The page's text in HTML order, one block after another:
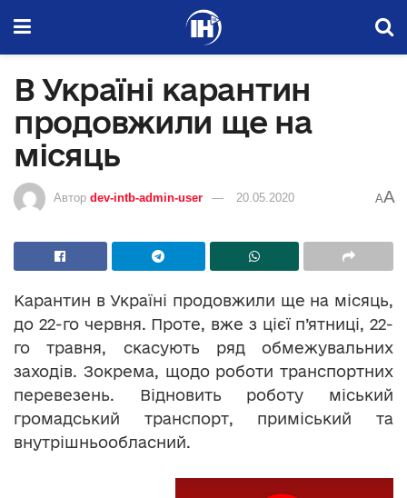
В Україні карантин
продовжили ще на
місяць
Автор dev-intb-admin-user 20.05.2020 AA
Карантин в Україні продовжили ще на місяць,
до 22-го червня. Проте, вже з цієї п’ятниці, 22-
го травня, скасують ряд обмежувальних
заходів. Зокрема, щодо роботи транспортних
перевезень. Відновить роботу міський
громадський транспорт, приміський та
внутрішньообласний.